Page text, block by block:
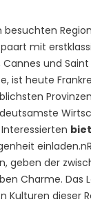
mit
Cannes und
ist heute
geben der
Charme. Das
Kulturen dieser